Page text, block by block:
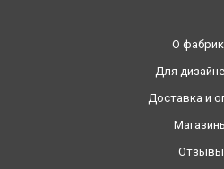
О
Для
Доставка и
Отзывы